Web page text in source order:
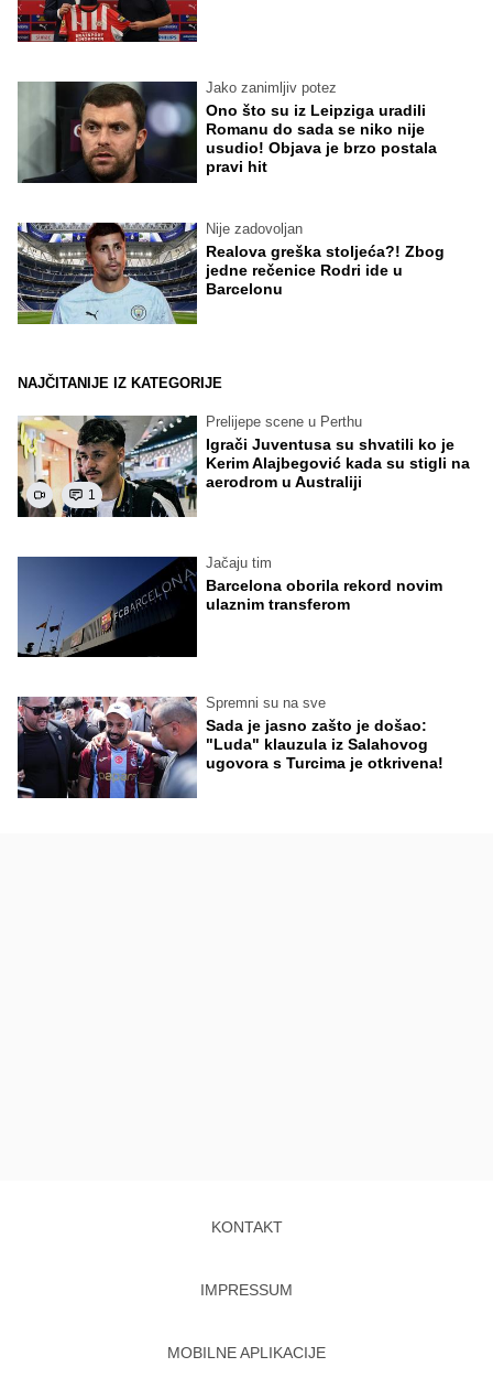
Jako zanimljiv potez
Ono što su iz Leipziga uradili
Romanu do sada se niko nije
usudio! Objava je brzo postala
pravi hit
Nije zadovoljan
Realova greška stoljeća?! Zbog
jedne rečenice Rodri ide u
Barcelonu
NAJČITANIJE IZ KATEGORIJE
1
Prelijepe scene u Perthu
Igrači Juventusa su shvatili ko je
Kerim Alajbegović kada su stigli na
aerodrom u Australiji
Jačaju tim
Barcelona oborila rekord novim
ulaznim transferom
Spremni su na sve
Sada je jasno zašto je došao:
"Luda" klauzula iz Salahovog
ugovora s Turcima je otkrivena!
KONTAKT
IMPRESSUM
MOBILNE APLIKACIJE